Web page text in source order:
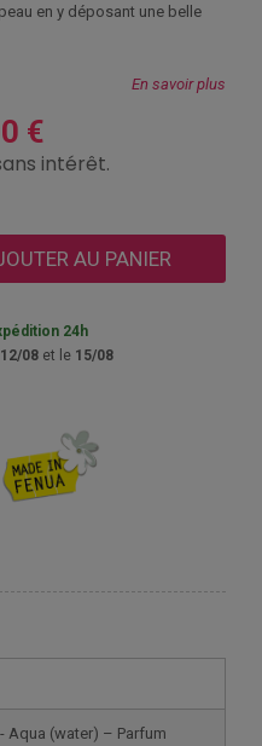
en y déposant une belle
En savoir plus
€
AU PANIER
24h
12/08et le 15/08
Aqua (water) – Parfum